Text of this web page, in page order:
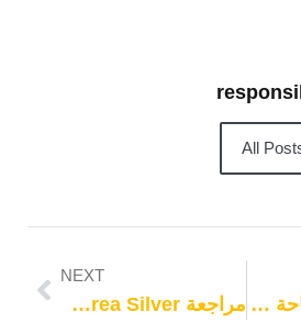
All
مكتب سفر وسياحة الرياض
NEXT
مراجعة IQOS Terea Silver كازاخستان 2025